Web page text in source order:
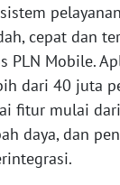
cepat dan
PLN Mobile.
dari 40 juta
fitur mulai
daya, dan